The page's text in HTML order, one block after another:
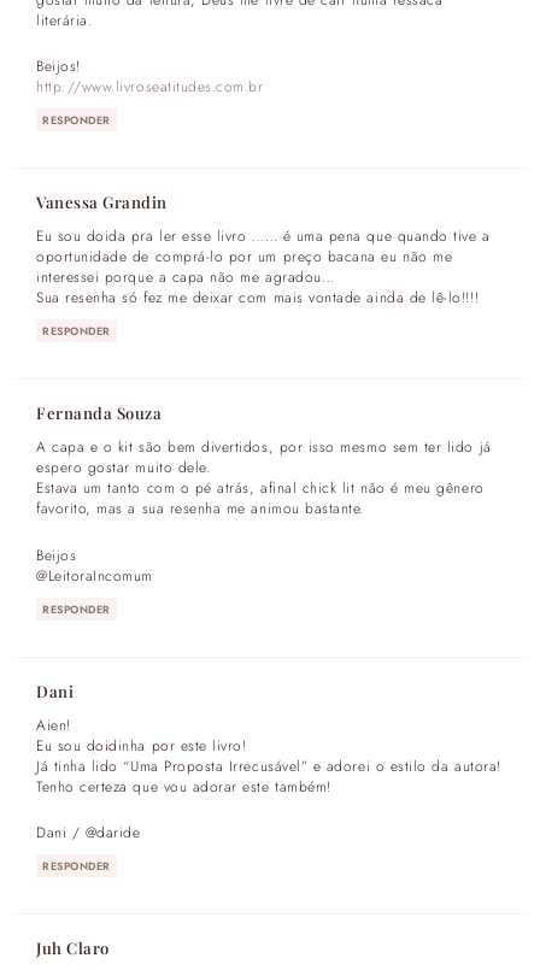
literária.
Beijos!
http://www.livroseatitudes.com.br
RESPONDER
Vanessa Grandin
Eu sou doida pra ler esse livro …… é uma pena que quando tive a
oportunidade de comprá-lo por um preço bacana eu não me
interessei porque a capa não me agradou…
Sua resenha só fez me deixar com mais vontade ainda de lê-lo!!!!
RESPONDER
Fernanda Souza
A capa e o kit são bem divertidos, por isso mesmo sem ter lido já
espero gostar muito dele.
Estava um tanto com o pé atrás, afinal chick lit não é meu gênero
favorito, mas a sua resenha me animou bastante.
Beijos
@LeitoraIncomum
RESPONDER
Dani
Aien!
Eu sou doidinha por este livro!
Já tinha lido “Uma Proposta Irrecusável” e adorei o estilo da autora!
Tenho certeza que vou adorar este também!
Dani / @daride
RESPONDER
Juh Claro